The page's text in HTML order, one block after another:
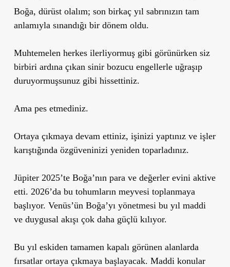
Boğa, dürüst olalım; son birkaç yıl sabrınızın tam
anlamıyla sınandığı bir dönem oldu.
Muhtemelen herkes ilerliyormuş gibi görünürken siz
birbiri ardına çıkan sinir bozucu engellerle uğraşıp
duruyormuşsunuz gibi hissettiniz.
Ama pes etmediniz.
Ortaya çıkmaya devam ettiniz, işinizi yaptınız ve işler
karıştığında özgüveninizi yeniden toparladınız.
Jüpiter 2025’te Boğa’nın para ve değerler evini aktive
etti. 2026’da bu tohumların meyvesi toplanmaya
başlıyor. Venüs’ün Boğa’yı yönetmesi bu yıl maddi
ve duygusal akışı çok daha güçlü kılıyor.
Bu yıl eskiden tamamen kapalı görünen alanlarda
fırsatlar ortaya çıkmaya başlayacak. Maddi konular